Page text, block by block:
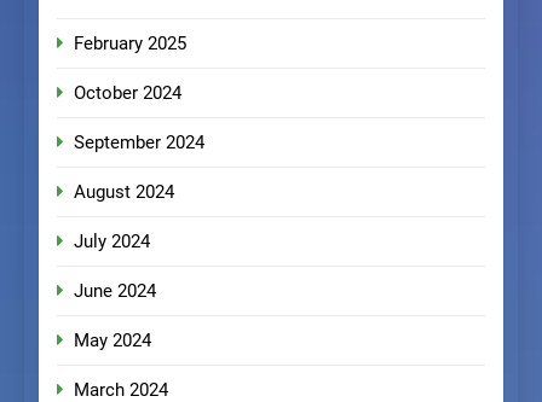
February 2025
October 2024
September 2024
August 2024
July 2024
June 2024
May 2024
March 2024